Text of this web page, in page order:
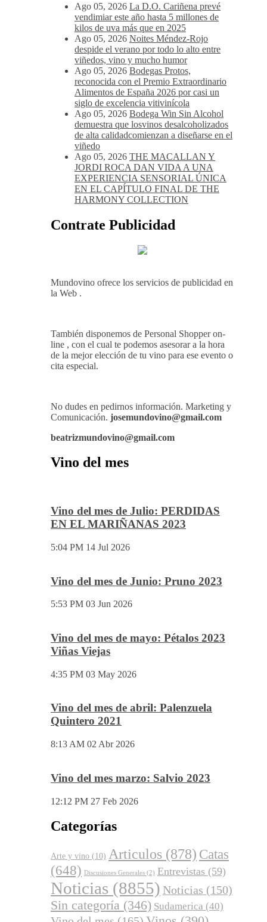
Recent Posts
Ago 05, 2026 La D.O. Cariñena prevé
vendimiar este año hasta 5 millones de
kilos de uva más que en 2025
Ago 05, 2026 Noites Méndez-Rojo
despide el verano por todo lo alto entre
viñedos, vino y mucho humor
Ago 05, 2026 Bodegas Protos,
reconocida con el Premio Extraordinario
Alimentos de España 2026 por casi un
siglo de excelencia vitivinícola
Ago 05, 2026 Bodega Win Sin Alcohol
demuestra que losvinos desalcoholizados
de alta calidadcomienzan a diseñarse en el
viñedo
Ago 05, 2026 THE MACALLAN Y
JORDI ROCA DAN VIDA A UNA
EXPERIENCIA SENSORIAL ÚNICA
HARMONY COLLECTION
Contrate Publicidad
También disponemos de Personal Shopper on-
line , con el cual te podemos asesorar a la hora
Comunicación.josemundovino@gmail.com
beatrizmundovino@gmail.com
EN EL MARIÑANAS 2023
Vino del mes de Junio: Pruno 2023
Viñas Viejas
Quintero 2021
Vino del mes marzo: Salvio 2023
12:12 PM 27 Feb 2026
Categorías
Arte y vino (10) Articulos(878)Catas
(648) Discusiones Generales(2) Entrevistas(59)
Noticias(8855)Noticias(150)